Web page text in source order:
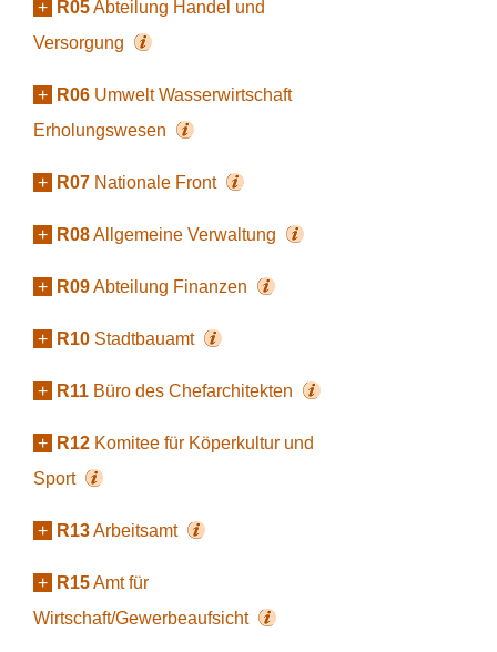
+ R05Abteilung Handel und
Versorgung
+ R06 Umwelt Wasserwirtschaft
Erholungswesen
+ R07 Nationale Front
+ R08Allgemeine Verwaltung
+ R09Abteilung Finanzen
+ R10 Stadtbauamt
+ R11 Büro des Chefarchitekten
+ R12 Komitee für Köperkultur und
Sport
+ R13Arbeitsamt
+ R15Amt für
Wirtschaft/Gewerbeaufsicht